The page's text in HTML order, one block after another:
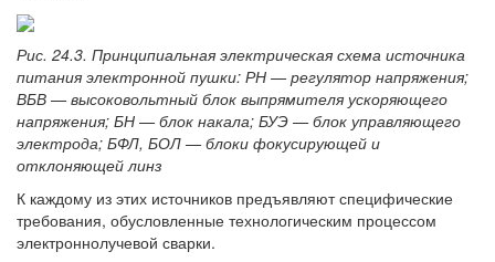
Рис. 24.3. Принципиальная электрическая схема источника
питания электронной пушки: РН — регулятор напряжения;
ВБВ — высоковольтный блок выпрямителя ускоряющего
напряжения; БН — блок накала; БУЭ — блок управляющего
электрода; БФЛ, БОЛ — блоки фокусирующей и
отклоняющей линз
К каждому из этих источников предъявляют специфические
требования, обусловленные технологическим процессом
электроннолучевой сварки.